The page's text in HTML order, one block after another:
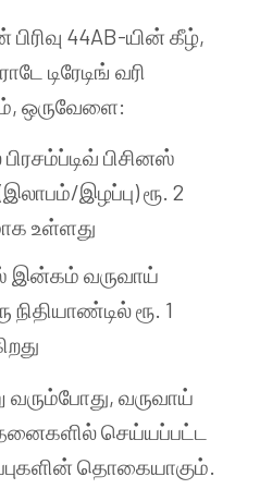
44AB-யின் கீழ்,
டிரேடிங் வரி
ஒருவேளை:
பிசினஸ்
இழப்பு) ரூ. 2
உள்ளது
இன்கம் வருவாய்
நிதியாண்டில் ரூ. 1
வரும்போது, வருவாய்
செய்யப்பட்ட
தொகையாகும்.